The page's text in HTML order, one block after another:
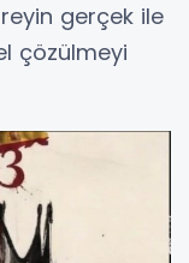
gerçek ile
çözülmeyi